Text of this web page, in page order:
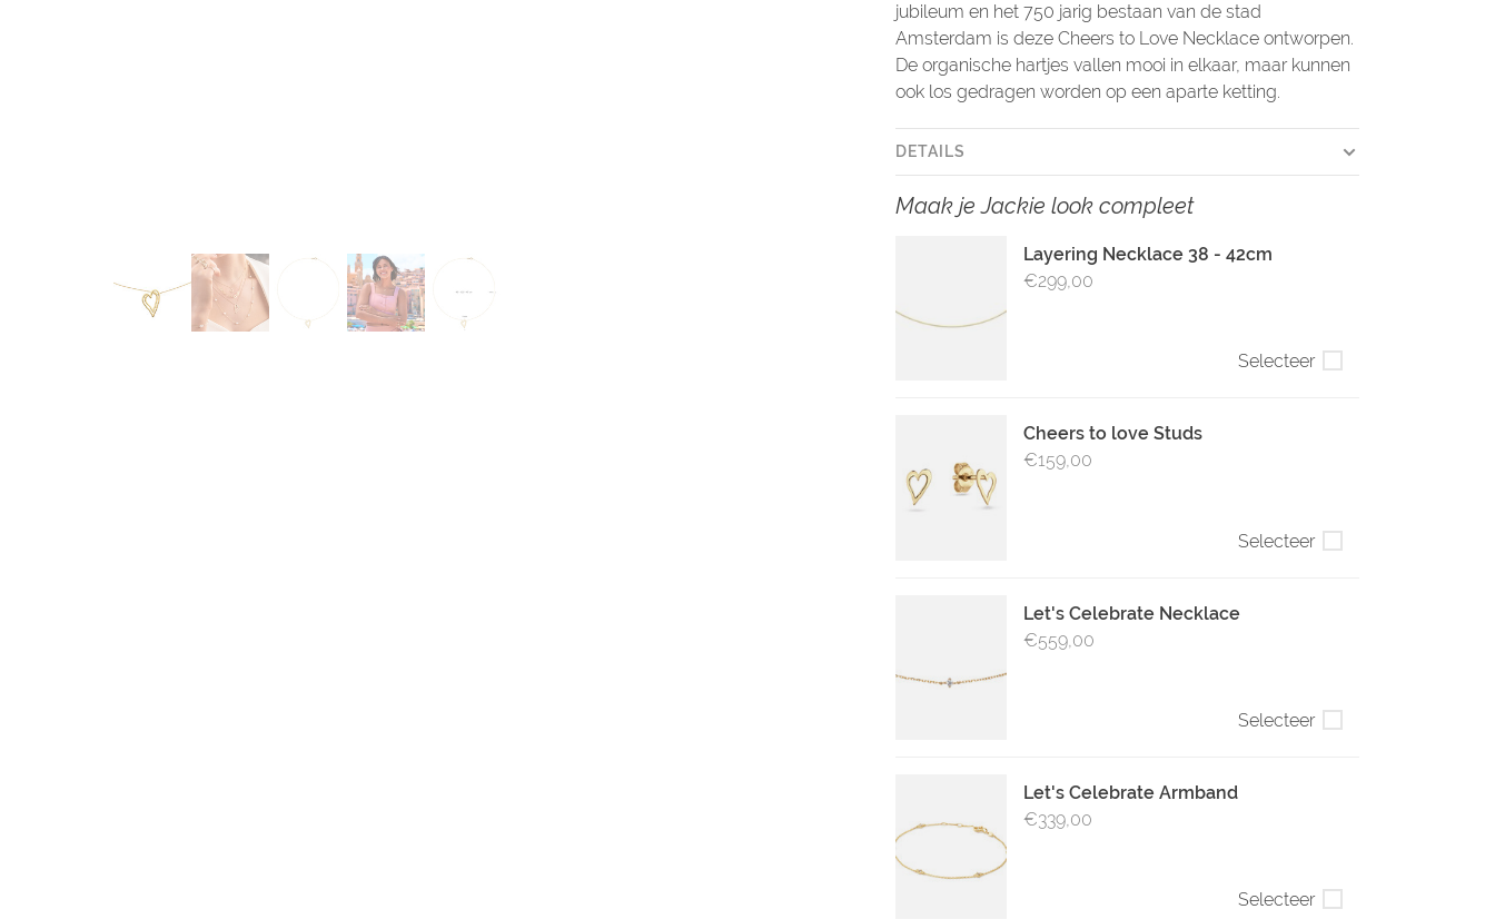
jubileum en het 750 jarig bestaan van de stad
Amsterdam is deze Cheers to Love Necklace ontworpen.
De organische hartjes vallen mooi in elkaar, maar kunnen
ook los gedragen worden op een aparte ketting.
DETAILS
Maak je Jackie look compleet
Layering Necklace 38 - 42cm
€299,00
Selecteer
Cheers to love Studs
€159,00
Selecteer
Let's Celebrate Necklace
€559,00
Selecteer
Let's Celebrate Armband
€339,00
Selecteer